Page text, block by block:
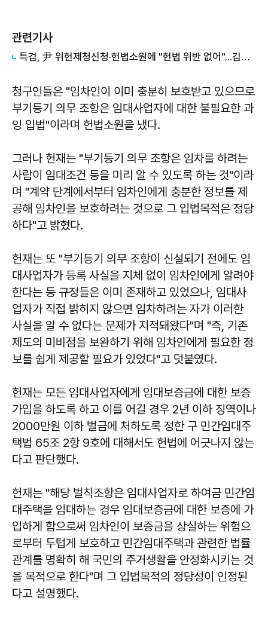
관련기사
특검, 尹 위헌제청신청·헌법소원에 "헌법 위반 없어"...김건희 종묘 사용·의전비서관 학폭 무마 수사
청구인들은 "임차인이 이미 충분히 보호받고 있으므로
부기등기 의무 조항은 임대사업자에 대한 불필요한 과
잉 입법"이라며 헌법소원을 냈다.
그러나 헌재는 "부기등기 의무 조항은 임차를 하려는
사람이 임대조건 등을 미리 알 수 있도록 하는 것"이라
며 "계약 단계에서부터 임차인에게 충분한 정보를 제
공해 임차인을 보호하려는 것으로 그 입법목적은 정당
하다"고 밝혔다.
헌재는 또 "부기등기 의무 조항이 신설되기 전에도 임
대사업자가 등록 사실을 지체 없이 임차인에게 알려야
한다는 등 규정들은 이미 존재하고 있었으나, 임대사
업자가 직접 밝히지 않으면 임차하려는 자가 이러한
사실을 알 수 없다는 문제가 지적돼왔다"며 "즉, 기존
제도의 미비점을 보완하기 위해 임차인에게 필요한 정
보를 쉽게 제공할 필요가 있었다"고 덧붙였다.
헌재는 모든 임대사업자에게 임대보증금에 대한 보증
가입을 하도록 하고 이를 어길 경우 2년 이하 징역이나
2000만원 이하 벌금에 처하도록 정한 구 민간임대주
택법 65조 2항 9호에 대해서도 헌법에 어긋나지 않는
다고 판단했다.
헌재는 "해당 벌칙조항은 임대사업자로 하여금 민간임
대주택을 임대하는 경우 임대보증금에 대한 보증에 가
입하게 함으로써 임차인이 보증금을 상실하는 위험으
로부터 두텁게 보호하고 민간임대주택과 관련한 법률
관계를 명확히 해 국민의 주거생활을 안정화시키는 것
을 목적으로 한다"며 그 입법목적의 정당성이 인정된
다고 설명했다.